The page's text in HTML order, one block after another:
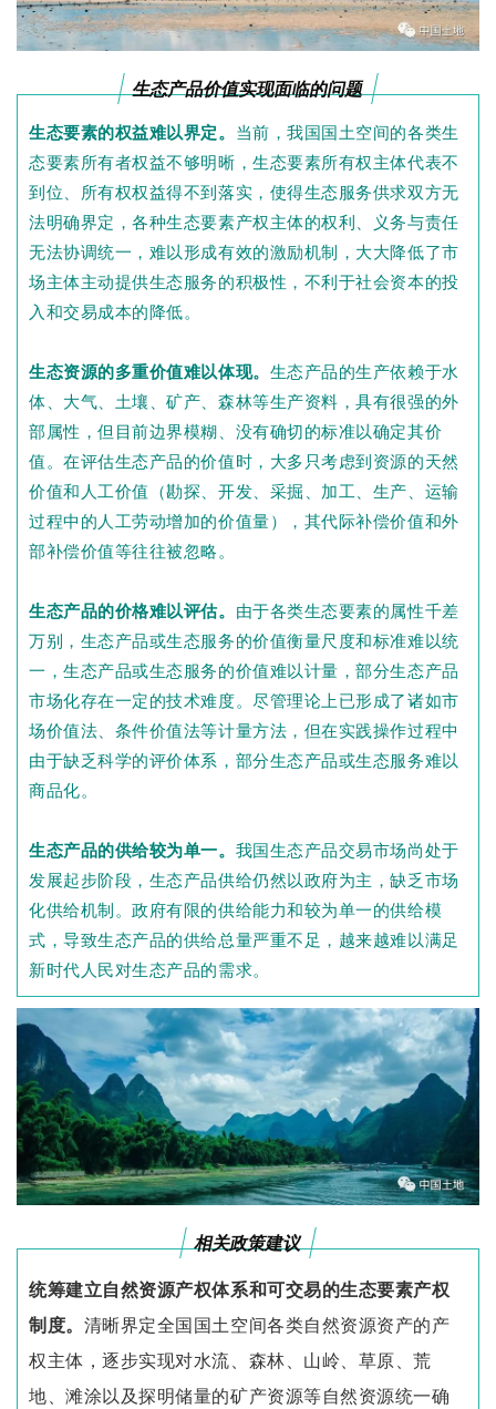
生态产品价值实现面临的问题
生态要素的权益难以界定。 当前，我国国土空间的各类生
态要素所有者权益不够明晰，生态要素所有权主体代表不
到位、所有权权益得不到落实，使得生态服务供求双方无
法明确界定，各种生态要素产权主体的权利、义务与责任
无法协调统一，难以形成有效的激励机制，大大降低了市
场主体主动提供生态服务的积极性，不利于社会资本的投
入和交易成本的降低。
生态资源的多重价值难以体现。 生态产品的生产依赖于水
体、大气、土壤、矿产、森林等生产资料，具有很强的外
部属性，但目前边界模糊、没有确切的标准以确定其价
值。在评估生态产品的价值时，大多只考虑到资源的天然
价值和人工价值（勘探、开发、采掘、加工、生产、运输
过程中的人工劳动增加的价值量），其代际补偿价值和外
部补偿价值等往往被忽略。
生态产品的价格难以评估。 由于各类生态要素的属性千差
万别，生态产品或生态服务的价值衡量尺度和标准难以统
一，生态产品或生态服务的价值难以计量，部分生态产品
市场化存在一定的技术难度。尽管理论上已形成了诸如市
场价值法、条件价值法等计量方法，但在实践操作过程中
由于缺乏科学的评价体系，部分生态产品或生态服务难以
商品化。
生态产品的供给较为单一。 我国生态产品交易市场尚处于
发展起步阶段，生态产品供给仍然以政府为主，缺乏市场
化供给机制。政府有限的供给能力和较为单一的供给模
式，导致生态产品的供给总量严重不足，越来越难以满足
新时代人民对生态产品的需求。
相关政策建议
统筹建立自然资源产权体系和可交易的生态要素产权
制度。 清晰界定全国国土空间各类自然资源资产的产
权主体，逐步实现对水流、森林、山岭、草原、荒
地、滩涂以及探明储量的矿产资源等自然资源统一确